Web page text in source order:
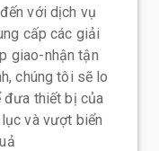
với dịch vụ
cấp các giải
giao-nhận tận
chúng tôi sẽ lo
đưa thiết bị của
và vượt biển